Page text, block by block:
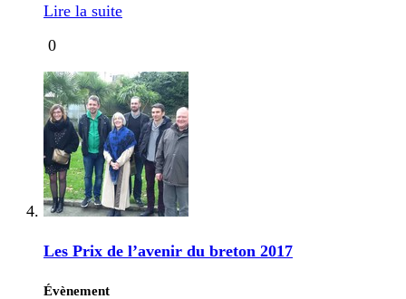
Lire la suite
0
Les Prix de l’avenir du breton 2017
Évènement